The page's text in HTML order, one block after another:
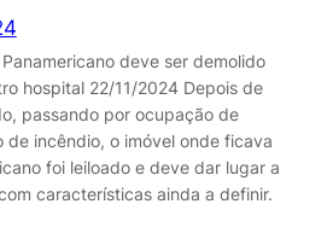
deve ser demolido
hospital 22/11/2024 Depois de
passando por ocupação de
de incêndio, o imóvel onde ficava
foi leiloado e deve dar lugar a
características ainda a definir.